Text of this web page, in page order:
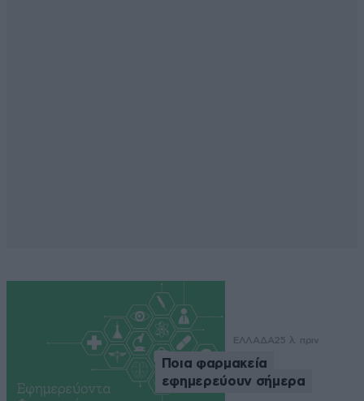
ΕΛΛΑΔΑ25 λ. πριν
Ποια φαρμακεία
εφημερεύουν σήμερα